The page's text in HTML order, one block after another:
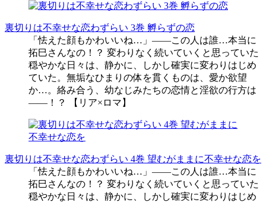
裏切りは不幸せな恋わずらい 3巻 孵らずの恋
「怯えた顔もかわいいね…」――この人は誰…本当に
拓巳さんなの！？ 変わりなく続いていくと思っていた
穏やかな日々は、静かに、しかし確実に変わりはじめ
ていた。無垢なひまりの体を貫くものは、愛か欲望
か…。絡み合う、幼なじみたちの恋情と淫欲の行方は
――！？ 【リア×ロマ】
裏切りは不幸せな恋わずらい 4巻 望むがままに不幸せな恋を
「怯えた顔もかわいいね…」――この人は誰…本当に
拓巳さんなの！？ 変わりなく続いていくと思っていた
穏やかな日々は、静かに、しかし確実に変わりはじめ